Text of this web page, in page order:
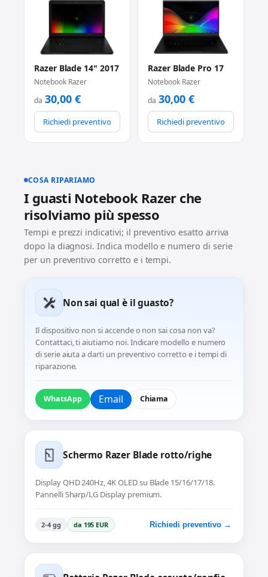
Razer Blade 14" 2017
Notebook Razer
da 30,00 €
Richiedi preventivo
Razer Blade Pro 17
Notebook Razer
da 30,00 €
Richiedi preventivo
COSA RIPARIAMO
I guasti Notebook Razer che
risolviamo più spesso
Tempi e prezzi indicativi; il preventivo esatto arriva
dopo la diagnosi. Indica modello e numero di serie
per un preventivo corretto e i tempi.
Non sai qual è il guasto?
Il dispositivo non si accende o non sai cosa non va?
Contattaci, ti aiutiamo noi. Indicare modello e numero
di serie aiuta a darti un preventivo corretto e i tempi di
riparazione.
WhatsApp Email Chiama
Schermo Razer Blade rotto/righe
Display QHD 240Hz, 4K OLED su Blade 15/16/17/18.
Pannelli Sharp/LG Display premium.
2-4 gg da 195 EUR Richiedi preventivo →